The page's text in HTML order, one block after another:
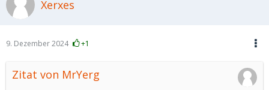
Xerxes
9. Dezember 2024 +1
Zitat von MrYerg